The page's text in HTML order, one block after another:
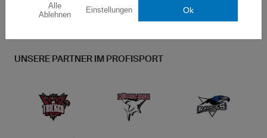
UNSERE PARTNER IM PROFISPORT
Alle
Ablehnen
Einstellungen Ok